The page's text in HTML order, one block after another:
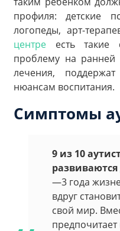
профиля: детские
логопеды, арт-
центре есть такие
проблему на ранней
лечения,
нюансам воспитания.
Симптомы
9 из 10
развиваются
—3 года
вдруг
свой мир.